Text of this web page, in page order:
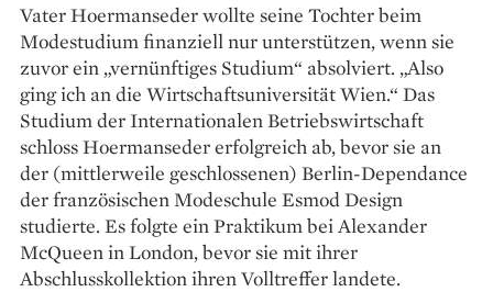
Vater Hoermanseder wollte seine Tochter beim
Modestudium ­finanziell nur unterstützen, wenn sie
zuvor ein „vernünftiges ­Studium“ absolviert. „Also
ging ich an die Wirtschaftsuniversität Wien.“ Das
Studium der Internationalen Betriebswirtschaft
schloss Hoermans­eder erfolgreich ab, bevor sie an
der (mittlerweile geschlossenen) Berlin-­Dependance
der französischen Modeschule Esmod Design
studierte. Es folgte ein Praktikum bei Alexander
McQueen in London, bevor sie mit ihrer
Abschlusskollektion ihren Volltreffer landete.